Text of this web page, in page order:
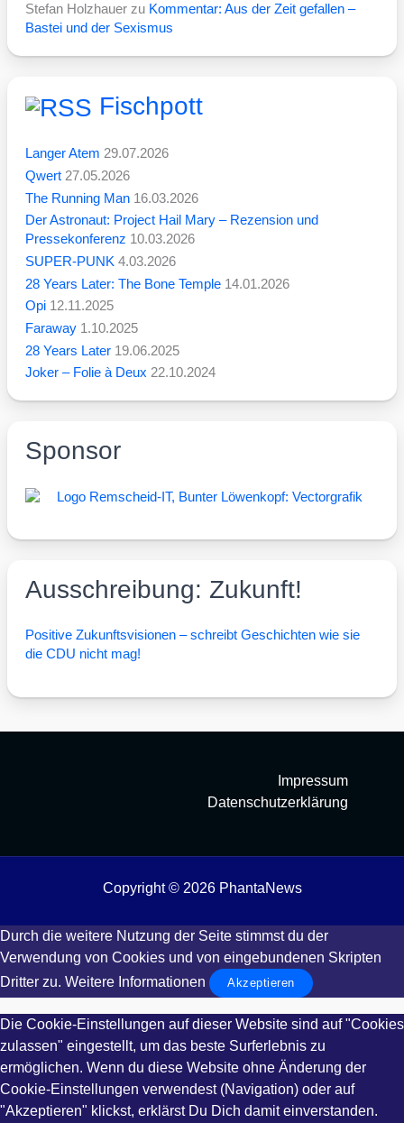
Stefan Holzhauer zu Kommentar: Aus der Zeit gefallen –
Bastei und der Sexismus
Fischpott
Langer Atem 29.07.2026
Qwert 27.05.2026
The Running Man 16.03.2026
Der Astronaut: Project Hail Mary – Rezension und
Pressekonferenz 10.03.2026
SUPER-PUNK 4.03.2026
28 Years Later: The Bone Temple 14.01.2026
Opi 12.11.2025
Faraway 1.10.2025
28 Years Later 19.06.2025
Joker – Folie à Deux 22.10.2024
Sponsor
Ausschreibung: Zukunft!
Posi­ti­ve Zukunfts­vi­sio­nen – schreibt Geschich­ten wie sie
die CDU nicht mag!
Impressum
Datenschutzerklärung
Copyright © 2026 PhantaNews
Durch die weitere Nutzung der Seite stimmst du der
Verwendung von Cookies und von eingebundenen Skripten
Dritter zu. Weitere Informationen Akzeptieren
Die Cookie-Einstellungen auf dieser Website sind auf "Cookies
zulassen" eingestellt, um das beste Surferlebnis zu
ermöglichen. Wenn du diese Website ohne Änderung der
Cookie-Einstellungen verwendest (Navigation) oder auf
"Akzeptieren" klickst, erklärst Du Dich damit einverstanden.